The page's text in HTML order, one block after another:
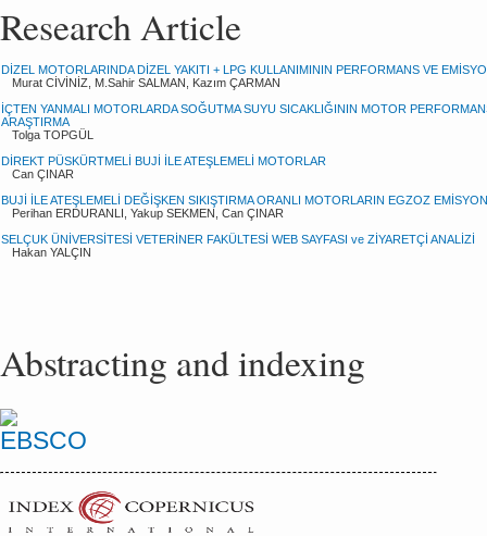
Research Article
DİZEL MOTORLARINDA DİZEL YAKITI + LPG KULLANIMININ PERFORMANS VE
Murat CİVİNİZ, M.Sahir SALMAN, Kazım ÇARMAN
İÇTEN YANMALI MOTORLARDA SOĞUTMA SUYU SICAKLIĞININ MOTOR
ARAŞTIRMA
Tolga TOPGÜL
DİREKT PÜSKÜRTMELİ BUJİ İLE ATEŞLEMELİ MOTORLAR
Can ÇINAR
BUJİ İLE ATEŞLEMELİ DEĞİŞKEN SIKIŞTIRMA ORANLI MOTORLARIN EGZOZ
Perihan ERDURANLI, Yakup SEKMEN, Can ÇINAR
SELÇUK ÜNİVERSİTESİ VETERİNER FAKÜLTESİ WEB SAYFASI ve ZİYARETÇİ ANALİZİ
Hakan YALÇIN
Abstracting and indexing